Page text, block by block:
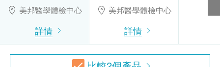
血糖
服務。
B.16歳至未滿18歲者：
客人自行到中心，出示已簽署的同意書及簽署者的
美邦醫學體檢中心
詳情
美邦醫學體檢中心
詳情